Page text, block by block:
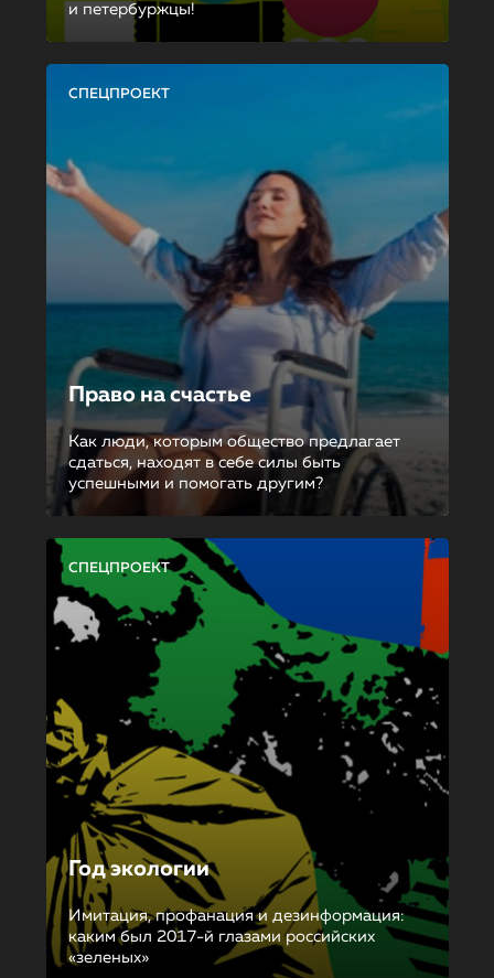
и петербуржцы!
СПЕЦПРОЕКТ
Право на счастье
Как люди, которым общество предлагает
сдаться, находят в себе силы быть
успешными и помогать другим?
СПЕЦПРОЕКТ
Год экологии
Имитация, профанация и дезинформация:
каким был 2017-й глазами российских
«зеленых»